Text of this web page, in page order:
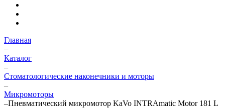
Главная
–
Каталог
–
Стоматологические наконечники и моторы
–
Микромоторы
–Пневматический микромотор KaVo INTRAmatic Motor 181 L